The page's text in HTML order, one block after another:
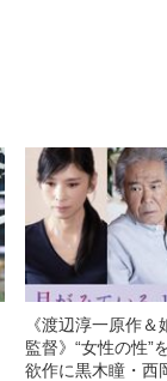
《渡辺淳一原作
監督》“女性の性”
欲作に黒木瞳・西